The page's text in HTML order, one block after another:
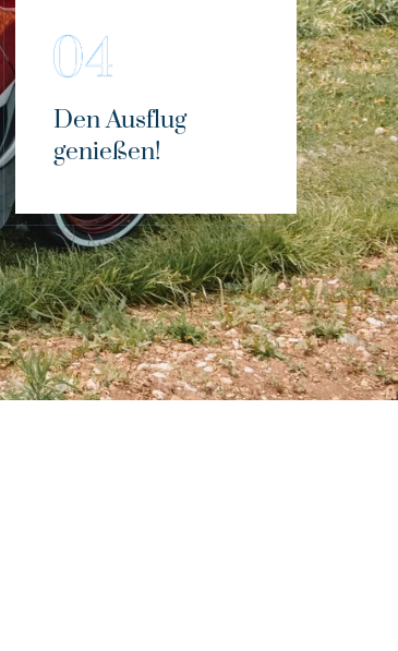
Den Ausflug
genießen!